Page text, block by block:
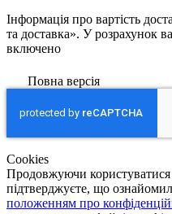
Інформація про вартість
та доставка». У розрахунок
включено
Повна версія
Сookies
Продовжуючи
підтверджуєте, що
положенням про